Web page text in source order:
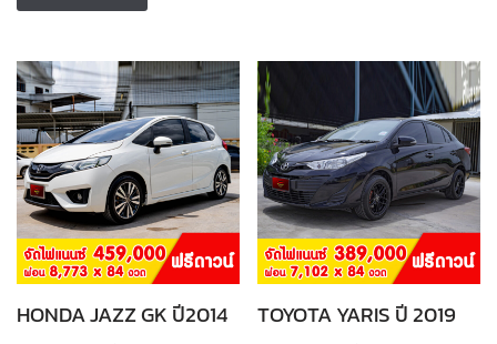
HONDA JAZZ GK ปี2014 TOYOTA YARIS ปี 2019